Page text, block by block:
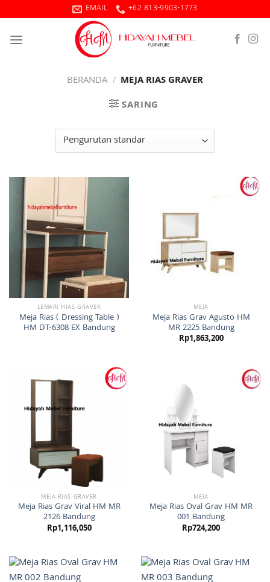
to
content
EMAIL +62 813-9903-1773
BERANDA / MEJA RIAS GRAVER
SARING
LEMARI HIAS GRAVER
Meja Rias ( Dressing Table )
HM DT-6308 EX Bandung
MEJA
Meja Rias Grav Agusto HM
MR 2225 Bandung
Rp1,863,200
MEJA RIAS GRAVER
Meja Rias Grav Viral HM MR
2126 Bandung
Rp1,116,050
MEJA
Meja Rias Oval Grav HM MR
001 Bandung
Rp724,200